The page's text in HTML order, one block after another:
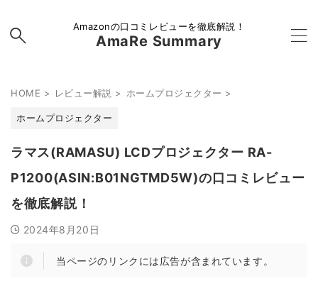
Amazonの口コミレビューを徹底解説！
AmaRe Summary
HOME > レビュー解説 > ホームプロジェクター >
ホームプロジェクター
ラマス(RAMASU) LCDプロジェクター RA-
P1200(ASIN:B01NGTMD5W)の口コミレビュー
を徹底解説！
2024年8月20日
当ページのリンクには広告が含まれています。